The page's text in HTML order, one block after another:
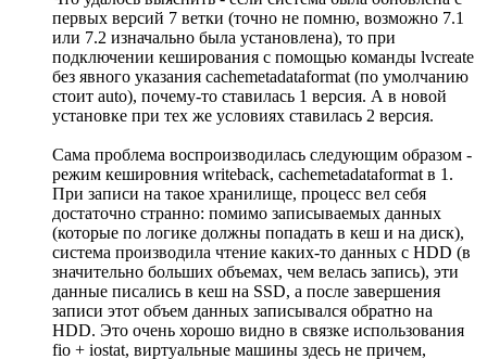
первых версий 7 ветки (точно не помню, возможно 7.1
или 7.2 изначально была установлена), то при
подключении кеширования с помощью команды lvcreate
без явного указания cachemetadataformat (по умолчанию
стоит auto), почему-то ставилась 1 версия. А в новой
установке при тех же условиях ставилась 2 версия.
Сама проблема воспроизводилась следующим образом -
режим кешировния writeback, cachemetadataformat в 1.
При записи на такое хранилище, процесс вел себя
достаточно странно: помимо записываемых данных
(которые по логике должны попадать в кеш и на диск),
система производила чтение каких-то данных с HDD (в
значительно больших объемах, чем велась запись), эти
данные писались в кеш на SSD, а после завершения
записи этот объем данных записывался обратно на
HDD. Это очень хорошо видно в связке использования
fio + iostat, виртуальные машины здесь не причем,